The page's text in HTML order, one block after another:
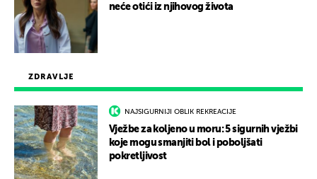
ZDRAVLJE
NAJSIGURNIJI OBLIK REKREACIJE
Vježbe za koljeno u moru: 5 sigurnih vježbi
koje mogu smanjiti bol i poboljšati
pokretljivost
neće otići iz njihovog života